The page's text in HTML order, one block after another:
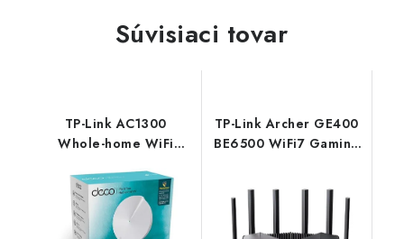
Súvisiaci tovar
TP-Link AC1300
Whole-home WiFi
Pack), 2xGb Deco
M5(1-pack) TP-link
TP-Link Archer GE400
BE6500 WiFi7 Gaming